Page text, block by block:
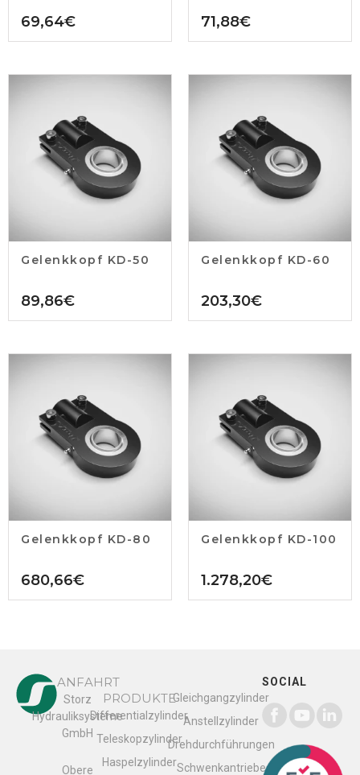
69,64€ 71,88€
Gelenkkopf KD-50
89,86€
Gelenkkopf KD-60
203,30€
Gelenkkopf KD-80
680,66€
Gelenkkopf KD-100
1.278,20€
ANFAHRT
Storz
Hydrauliksysteme
GmbH
Obere
PRODUKTE
Differentialzylinder
Teleskopzylinder
Haspelzylinder
Gleichgangzylinder
Anstellzylinder
Drehdurchführungen
Schwenkantriebe
SOCIAL